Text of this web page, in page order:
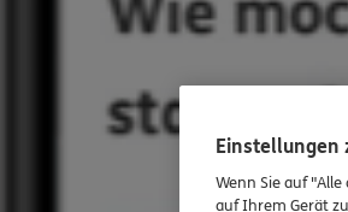
Einstellungen
Wenn Sie auf
auf Ihrem Gerät